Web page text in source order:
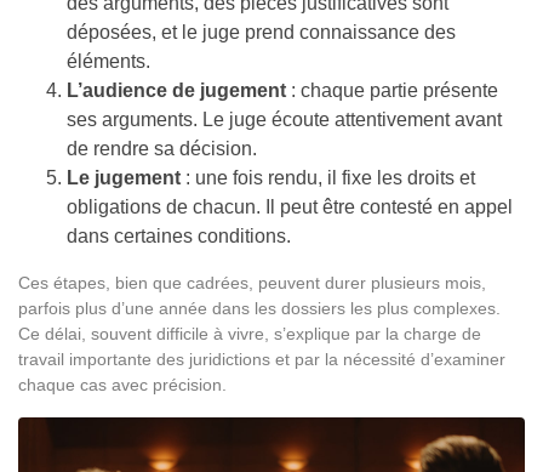
déposées, et le juge prend connaissance des
éléments.
L’audience de jugement : chaque partie présente
ses arguments. Le juge écoute attentivement avant
de rendre sa décision.
Le jugement : une fois rendu, il fixe les droits et
obligations de chacun. Il peut être contesté en appel
dans certaines conditions.
Ces étapes, bien que cadrées, peuvent durer plusieurs mois,
parfois plus d’une année dans les dossiers les plus complexes.
Ce délai, souvent difficile à vivre, s’explique par la charge de
travail importante des juridictions et par la nécessité d’examiner
chaque cas avec précision.